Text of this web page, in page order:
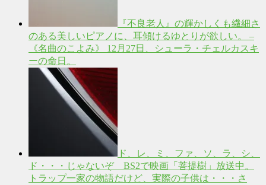
『不良老人』の輝かしくも繊細さ
のある美しいピアノに、耳傾けるゆとりが欲しい。 –
《名曲のこよみ》 12月27日、シューラ・チェルカスキ
ーの命日。
ド、レ、ミ、ファ、ソ、ラ、シ、
ド・・・じゃないぞ BS2で映画「菩提樹」放送中。
トラップ一家の物語だけど、実際の子供は・・・さ